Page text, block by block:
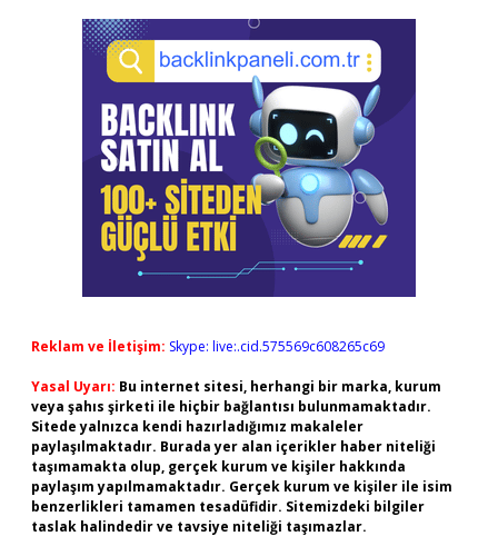
Reklam ve İletişim: Skype: live:.cid.575569c608265c69
Yasal Uyarı: Bu internet sitesi, herhangi bir marka, kurum
veya şahıs şirketi ile hiçbir bağlantısı bulunmamaktadır.
Sitede yalnızca kendi hazırladığımız makaleler
paylaşılmaktadır. Burada yer alan içerikler haber niteliği
taşımamakta olup, gerçek kurum ve kişiler hakkında
paylaşım yapılmamaktadır. Gerçek kurum ve kişiler ile isim
benzerlikleri tamamen tesadüfidir. Sitemizdeki bilgiler
taslak halindedir ve tavsiye niteliği taşımazlar.